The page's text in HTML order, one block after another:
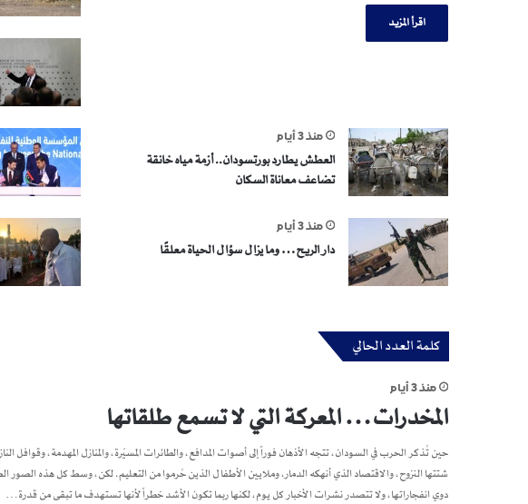
اقرأ المزيد
منذ 3 أيام
العطش يطارد بورتسودان.. أزمة مياه خانقة
تضاعف معاناة السكان
منذ 3 أيام
دار الريح… وما يزال سؤال الحياة معلقًا
كلمة العدد الحالي
منذ 3 أيام
المخدرات… المعركة التي لا تسمع طلقاتها
حين تُذكر الحرب في السودان، تتجه الأذهان فوراً إلى أصوات المدافع، والطائرات المسيّرة، والمنازل المهدمة، وقوافل
شتتها النزوح، والاقتصاد الذي أنهكه الدمار، وملايين الأطفال الذين حُرموا من التعليم. لكن، وسط كل هذه
دوي انفجاراتها، ولا تتصدر نشرات الأخبار كل يوم، لكنها ربما تكون الأشد خطراً لأنها تستهدف ما تبقى من قدرة…